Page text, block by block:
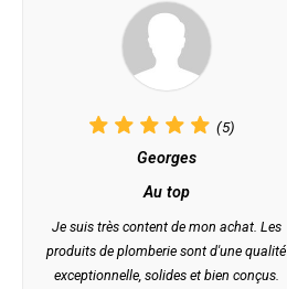
(5)
Georges
Au top
Je suis très content de mon achat. Les
produits de plomberie sont d'une qualité
exceptionnelle, solides et bien conçus.